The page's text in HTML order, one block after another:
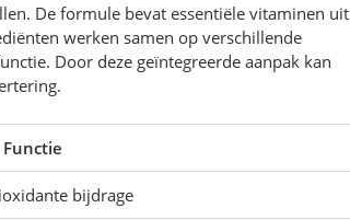
De formule bevat essentiële vitaminen uit
werken samen op verschillende
Door deze geïntegreerde aanpak kan
Functie
bijdrage